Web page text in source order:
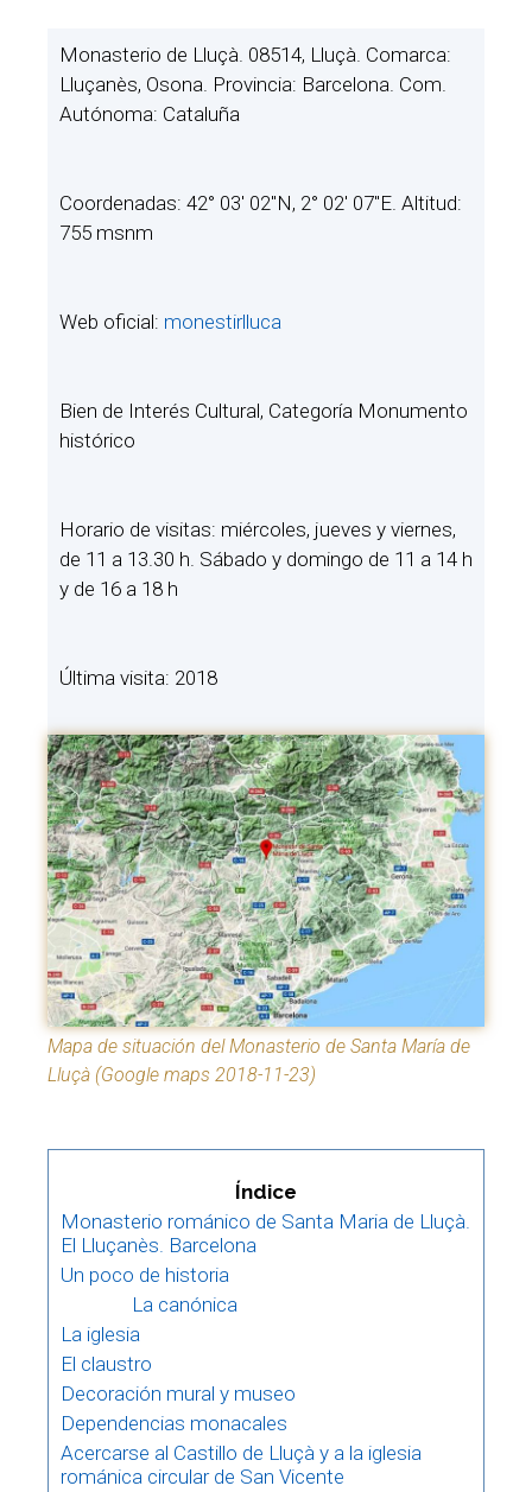
Monasterio de Lluçà. 08514, Lluçà. Comarca:
Lluçanès, Osona. Provincia: Barcelona. Com.
Autónoma: Cataluña
Coordenadas: 42° 03′ 02″N, 2° 02′ 07″E. Altitud:
755 msnm
Web oficial: monestirlluca
Bien de Interés Cultural, Categoría Monumento
histórico
Horario de visitas: miércoles, jueves y viernes,
de 11 a 13.30 h. Sábado y domingo de 11 a 14 h
y de 16 a 18 h
Última visita: 2018
Mapa de situación del Monasterio de Santa María de
Lluçà (Google maps 2018-11-23)
Índice
Monasterio románico de Santa Maria de Lluçà.
El Lluçanès. Barcelona
Un poco de historia
La canónica
La iglesia
El claustro
Decoración mural y museo
Dependencias monacales
Acercarse al Castillo de Lluçà y a la iglesia
románica circular de San Vicente